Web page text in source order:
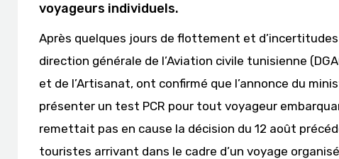
voyageurs individuels.
Après quelques jours de flottement et
direction générale de l’Aviation civile tunisienne
et de l’Artisanat, ont confirmé que l’annonce du
présenter un test PCR pour tout voyageur
remettait pas en cause la décision du 12 août
touristes arrivant dans le cadre d’un voyage